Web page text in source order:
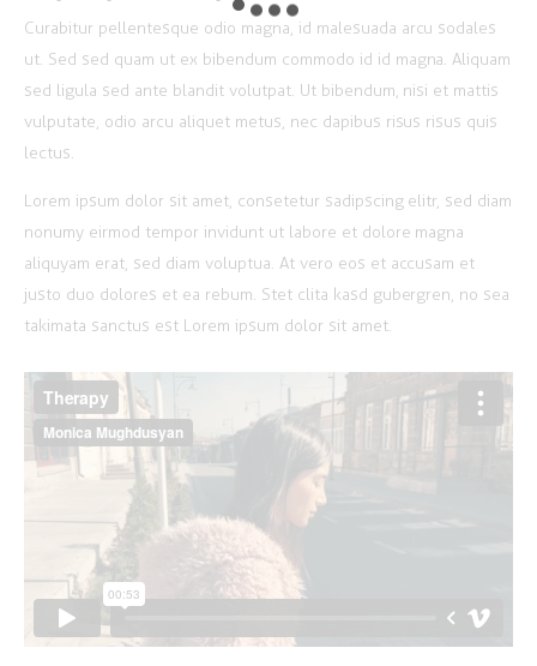
Curabitur pellentesque odio magna, id malesuada arcu sodales
ut. Sed sed quam ut ex bibendum commodo id id magna. Aliquam
sed ligula sed ante blandit volutpat. Ut bibendum, nisi et mattis
vulputate, odio arcu aliquet metus, nec dapibus risus risus quis
lectus.
Lorem ipsum dolor sit amet, consetetur sadipscing elitr, sed diam
nonumy eirmod tempor invidunt ut labore et dolore magna
aliquyam erat, sed diam voluptua. At vero eos et accusam et
justo duo dolores et ea rebum. Stet clita kasd gubergren, no sea
takimata sanctus est Lorem ipsum dolor sit amet.